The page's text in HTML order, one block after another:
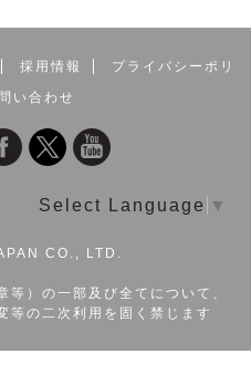
採用情報
プライバシーポリ
い合わせ
Select Language ▼
CO., LTD.
）の一部及び全てについて、
等の二次利用を固く禁じます